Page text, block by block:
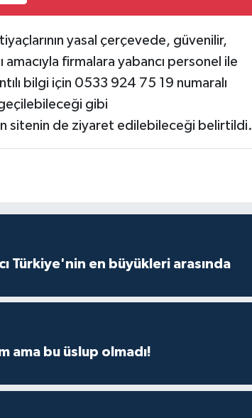
yasal çerçevede, güvenilir,
firmalara yabancı personel ile
bilgi için 0533 924 75 19 numaralı
gibi
sitenin de ziyaret edilebileceği belirtildi.
Türkiye'nin en büyükleri arasında
ama bu üslup olmadı!